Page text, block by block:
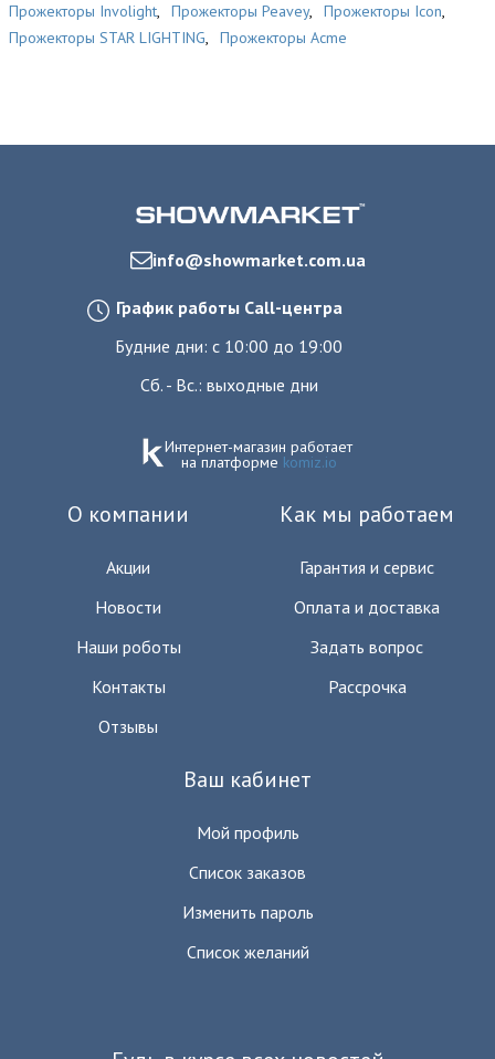
Прожекторы Involight, Прожекторы Peavey, Прожекторы Icon,
Прожекторы STAR LIGHTING, Прожекторы Acme
info@showmarket.com.ua
График работы Call-центра
Будние дни: с 10:00 до 19:00
Сб. - Вс.: выходные дни
Интернет-магазин работает
на платформе komiz.io
О компании
Акции
Новости
Наши роботы
Контакты
Отзывы
Как мы работаем
Гарантия и сервис
Оплата и доставка
Задать вопрос
Рассрочка
Ваш кабинет
Мой профиль
Список заказов
Изменить пароль
Список желаний